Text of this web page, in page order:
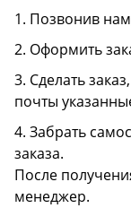
1. Позвонив
2. Оформить
3. Сделать
почты
4. Забрать
заказа.
После
менеджер.